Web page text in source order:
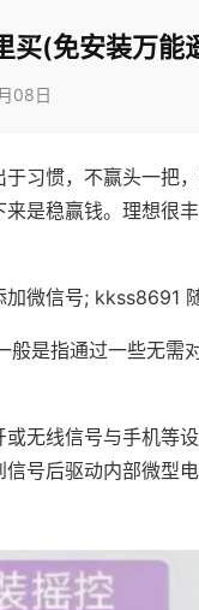
买(免安装万能
08日
习惯，不赢头一把
是稳赢钱。理想很丰
微信号; kkss8691
是指通过一些无需
无线信号与手机等
号后驱动内部微型